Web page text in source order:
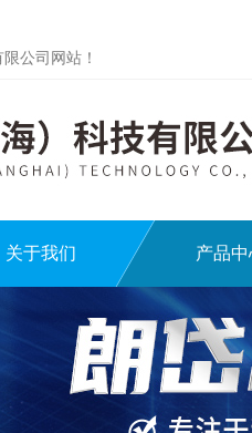
公司网站！
关于我们 产品中